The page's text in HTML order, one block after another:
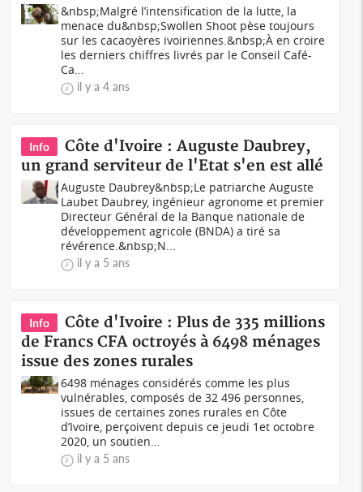
&nbsp;Malgré l’intensification de la lutte, la
menace du&nbsp;Swollen Shoot pèse toujours
sur les cacaoyères ivoiriennes.&nbsp;À en croire
les derniers chiffres livrés par le Conseil Café-
Ca...
il y a 4 ans
Info
Côte d'Ivoire : Auguste Daubrey,
un grand serviteur de l'Etat s'en est allé
Auguste Daubrey&nbsp;Le patriarche Auguste
Laubet Daubrey, ingénieur agronome et premier
Directeur Général de la Banque nationale de
développement agricole (BNDA) a tiré sa
révérence.&nbsp;N...
il y a 5 ans
Info
Côte d'Ivoire : Plus de 335 millions
de Francs CFA octroyés à 6498 ménages
issue des zones rurales
6498 ménages considérés comme les plus
vulnérables, composés de 32 496 personnes,
issues de certaines zones rurales en Côte
d’Ivoire, perçoivent depuis ce jeudi 1et octobre
2020, un soutien...
il y a 5 ans